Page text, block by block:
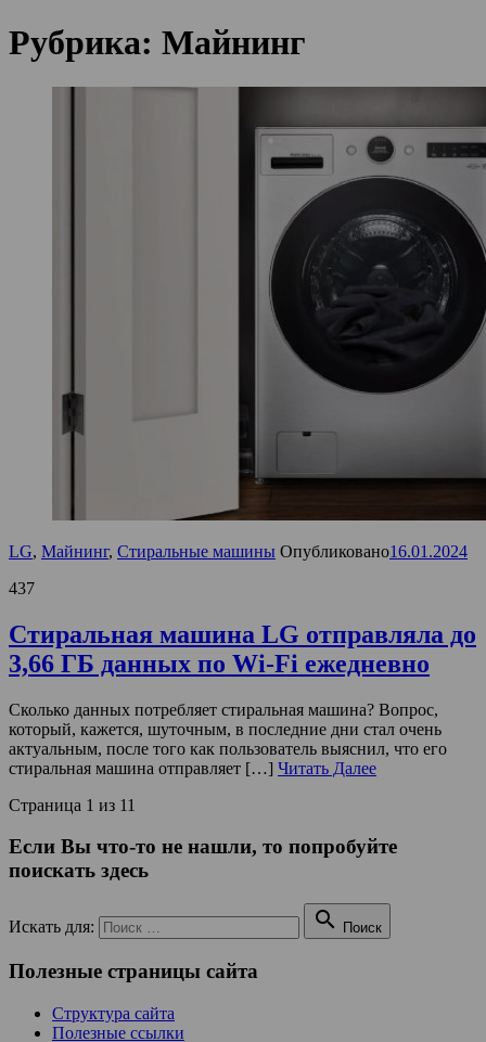
Рубрика: Майнинг
LG, Майнинг, Стиральные машины Опубликовано16.01.2024
437
Стиральная машина LG отправляла до
3,66 ГБ данных по Wi-Fi ежедневно
Сколько данных потребляет стиральная машина? Вопрос,
который, кажется, шуточным, в последние дни стал очень
актуальным, после того как пользователь выяснил, что его
стиральная машина отправляет […] Читать Далее
Страница 1 из 11
Если Вы что-то не нашли, то попробуйте
поискать здесь
Искать для:  Поиск
Полезные страницы сайта
Структура сайта
Полезные ссылки